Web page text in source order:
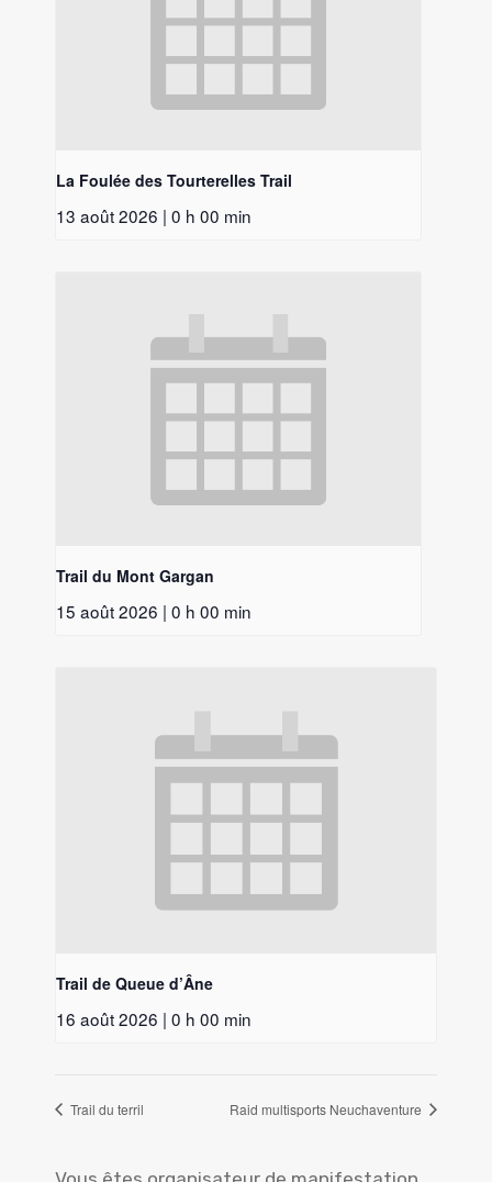
La Foulée des Tourterelles Trail
13 août 2026 | 0 h 00 min
Trail du Mont Gargan
15 août 2026 | 0 h 00 min
Trail de Queue d’Âne
16 août 2026 | 0 h 00 min
Trail du terril Raid multisports Neuchaventure